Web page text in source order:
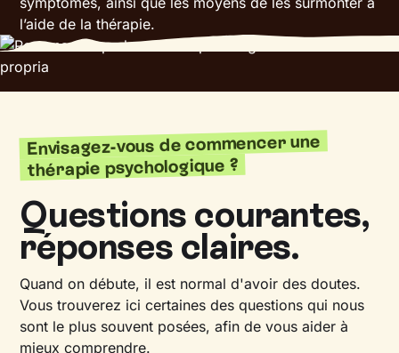
l’aide de la thérapie.
Envisagez-vous de commencer une
thérapie psychologique ?
Questions courantes,
réponses claires.
Quand on débute, il est normal d'avoir des doutes.
Vous trouverez ici certaines des questions qui nous
sont le plus souvent posées, afin de vous aider à
mieux comprendre.